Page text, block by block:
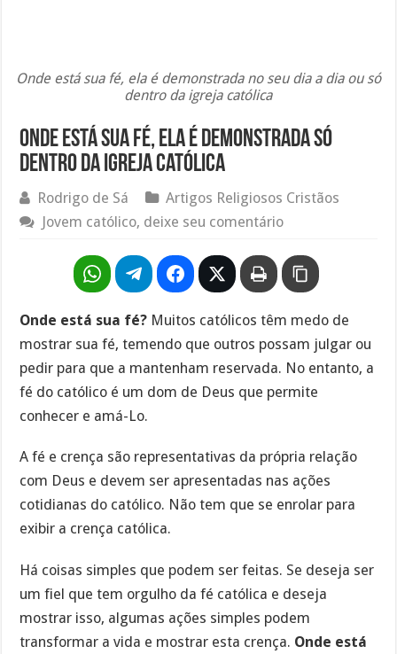
Onde está sua fé, ela é demonstrada no seu dia a dia ou só
dentro da igreja católica
Onde está sua fé, ela é demonstrada só
dentro da igreja católica
Rodrigo de Sá
Artigos Religiosos Cristãos
Jovem católico, deixe seu comentário
Onde está sua fé? Muitos católicos têm medo de
mostrar sua fé, temendo que outros possam julgar ou
pedir para que a mantenham reservada. No entanto, a
fé do católico é um dom de Deus que permite
conhecer e amá-Lo.
A fé e crença são representativas da própria relação
com Deus e devem ser apresentadas nas ações
cotidianas do católico. Não tem que se enrolar para
exibir a crença católica.
Há coisas simples que podem ser feitas. Se deseja ser
um fiel que tem orgulho da fé católica e deseja
mostrar isso, algumas ações simples podem
transformar a vida e mostrar esta crença. Onde está